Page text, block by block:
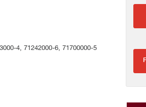
4, 71242000-6, 71700000-5